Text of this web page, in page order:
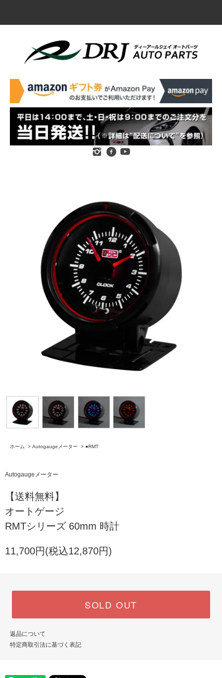
ホーム > Autogaugeメーター > ●RMT
Autogaugeメーター
【送料無料】
オートゲージ
RMTシリーズ 60mm 時計
11,700円(税込12,870円)
SOLD OUT
返品について
特定商取引法に基づく表記